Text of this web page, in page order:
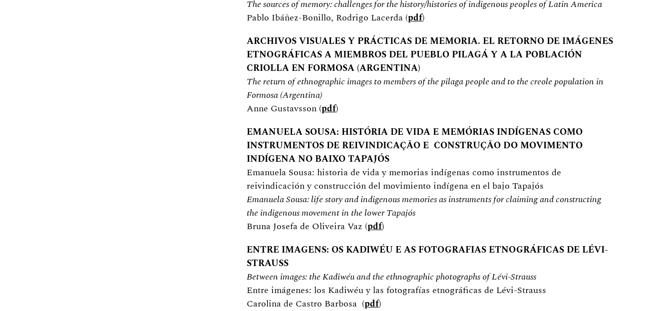
The sources of memory: challenges for the history/histories of indigenous peoples of Latin America
Pablo Ibáñez-Bonillo, Rodrigo Lacerda (pdf)
ARCHIVOS VISUALES Y PRÁCTICAS DE MEMORIA. EL RETORNO DE IMÁGENES
ETNOGRÁFICAS A MIEMBROS DEL PUEBLO PILAGÁ Y A LA POBLACIÓN
CRIOLLA EN FORMOSA (ARGENTINA)
The return of ethnographic images to members of the pilaga people and to the creole population in
Formosa (Argentina)
Anne Gustavsson (pdf)
EMANUELA SOUSA: HISTÓRIA DE VIDA E MEMÓRIAS INDÍGENAS COMO
INSTRUMENTOS DE REIVINDICAÇÃO E CONSTRUÇÃO DO MOVIMENTO
INDÍGENA NO BAIXO TAPAJÓS
Emanuela Sousa: historia de vida y memorias indígenas como instrumentos de
reivindicación y construcción del movimiento indígena en el bajo Tapajós
Emanuela Sousa: life story and indigenous memories as instruments for claiming and constructing
the indigenous movement in the lower Tapajós
Bruna Josefa de Oliveira Vaz (pdf)
ENTRE IMAGENS: OS KADIWÉU E AS FOTOGRAFIAS ETNOGRÁFICAS DE LÉVI-
STRAUSS
Between images: the Kadiwéu and the ethnographic photographs of Lévi-Strauss
Entre imágenes: los Kadiwéu y las fotografías etnográficas de Lévi-Strauss
Carolina de Castro Barbosa (pdf)